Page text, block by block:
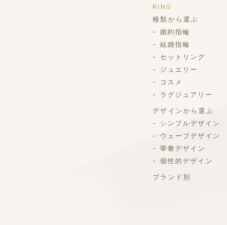
RING
種類から選ぶ
婚約指輪
結婚指輪
セットリング
ジュエリー
コスメ
ラグジュアリー
デザインから選ぶ
シンプルデザイン
ウェーブデザイン
華奢デザイン
個性的デザイン
ブランド別